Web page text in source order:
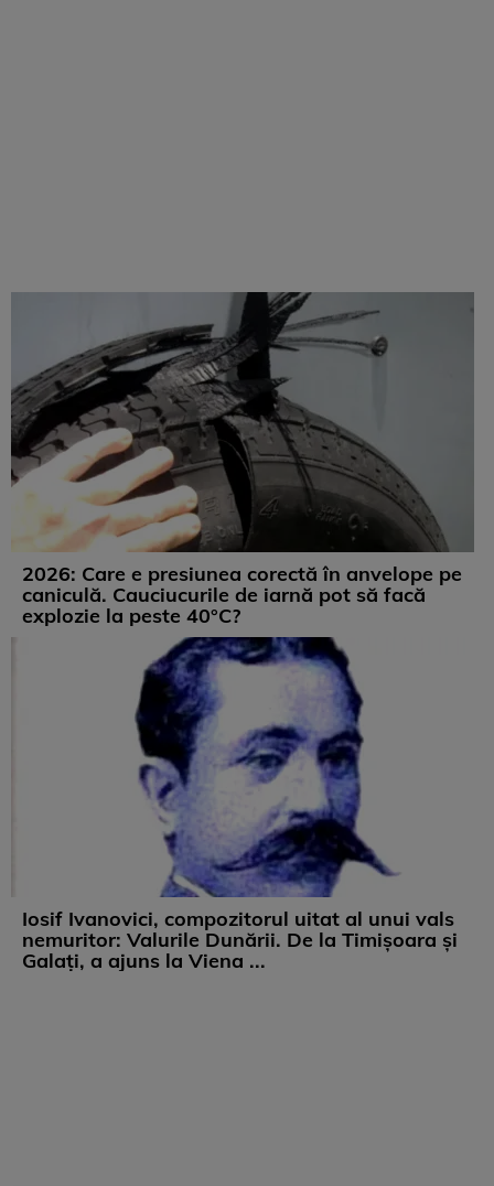
2026: Care e presiunea corectă în anvelope pe
caniculă. Cauciucurile de iarnă pot să facă
explozie la peste 40°C?
Iosif Ivanovici, compozitorul uitat al unui vals
nemuritor: Valurile Dunării. De la Timișoara și
Galați, a ajuns la Viena ...